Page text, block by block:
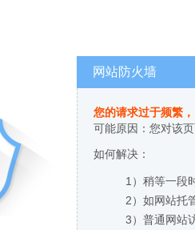
网站防火墙
您的请求过于频繁
可能原因：您对该
如何解决：
1）稍等一段
2）如网站托
3）普通网站